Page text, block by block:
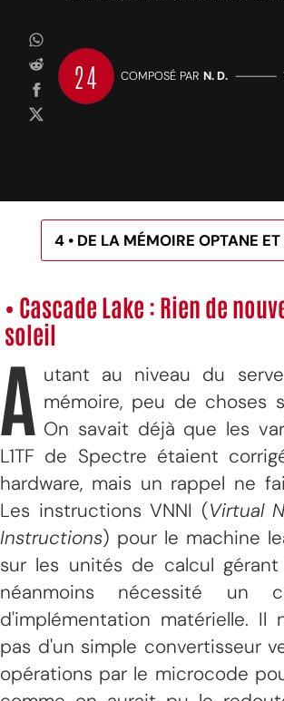
24 COMPOSÉ PAR N. D. —————
• Cascade Lake : Rien de
soleil
A utant au niveau du
mémoire, peu de choses
On savait déjà que les
L1TF de Spectre étaient
hardware, mais un rappel ne
Les instructions VNNI (Virtual
Instructions) pour le machine
sur les unités de calcul gérant
néanmoins nécessité un
d'implémentation matérielle. Il
pas d'un simple convertisseur
opérations par le microcode